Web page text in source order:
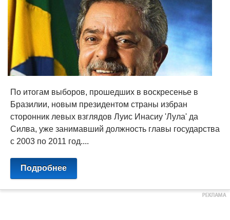
По итогам выборов, прошедших в воскресенье в
Бразилии, новым президентом страны избран
сторонник левых взглядов Луис Инасиу 'Лула' да
Силва, уже занимавший должность главы государства
с 2003 по 2011 год....
Подробнее